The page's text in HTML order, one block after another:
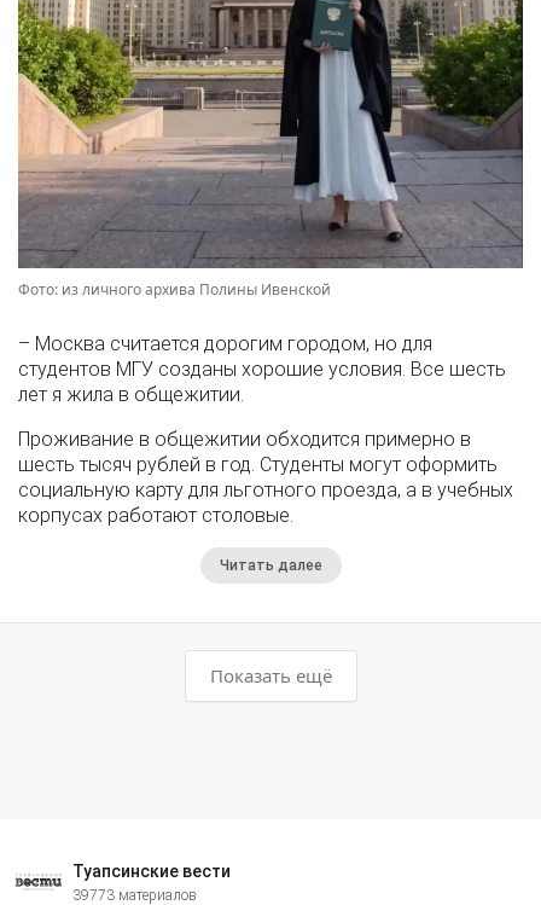
Фото: из личного архива Полины Ивенской
– Москва считается дорогим городом, но для
студентов МГУ созданы хорошие условия. Все шесть
лет я жила в общежитии.
Проживание в общежитии обходится примерно в
шесть тысяч рублей в год. Студенты могут оформить
социальную карту для льготного проезда, а в учебных
корпусах работают столовые.
Читать далее
Показать ещё
Туапсинские вести
39773 материалов